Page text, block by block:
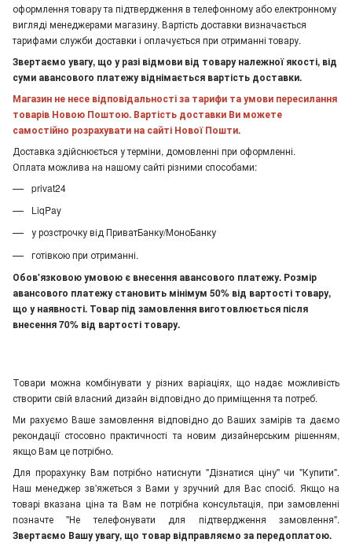
оформлення товару та підтвердження в телефонному або електронному
вигляді менеджерами магазину. Вартість доставки визначається
тарифами служби доставки і оплачується при отриманні товару.
Звертаємо увагу, що у разі відмови від товару належної якості, від
суми авансового платежу віднімається вартість доставки.
Магазин не несе відповідальності за тарифи та умови пересилання
товарів Новою Поштою. Вартість доставки Ви можете
самостійно розрахувати на сайті Нової Пошти.
Доставка здійснюється у терміни, домовленні при оформленні.
Оплата можлива на нашому сайті різними способами:
privat24
LiqPay
у розстрочку від ПриватБанку/МоноБанку
готівкою при отриманні.
Обов'язковою умовою є внесення авансового платежу. Розмір
авансового платежу становить мінімум 50% від вартості товару,
що у наявності. Товар під замовлення виготовлюється після
внесення 70% від вартості товару.
Товари можна комбінувати у різних варіаціях, що надає можливість
створити свій власний дизайн відповідно до приміщення та потреб.
Ми рахуємо Ваше замовлення відповідно до Ваших замірів та даємо
рекондації стосовно практичності та новим дизайнерським рішенням,
якщо Вам це потрібно.
Для прорахунку Вам потрібно натиснути "Дізнатися ціну" чи "Купити".
Наш менеджер зв'яжеться з Вами у зручний для Вас спосіб. Якщо на
товарі вказана ціна та Вам не потрібна консультація, при замовленні
позначте "Не телефонувати для підтвердження замовлення".
Звертаємо Вашу увагу, що товар відправляємо за передоплатою.